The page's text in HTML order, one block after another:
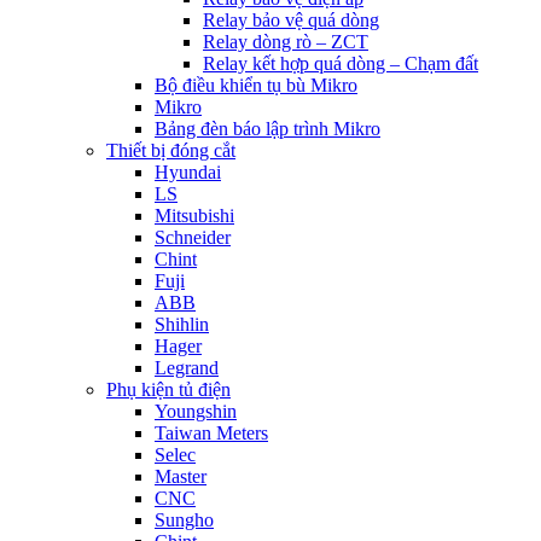
Relay bảo vệ quá dòng
Relay dòng rò – ZCT
Relay kết hợp quá dòng – Chạm đất
Bộ điều khiển tụ bù Mikro
Mikro
Bảng đèn báo lập trình Mikro
Thiết bị đóng cắt
Hyundai
LS
Mitsubishi
Schneider
Chint
Fuji
ABB
Shihlin
Hager
Legrand
Phụ kiện tủ điện
Youngshin
Taiwan Meters
Selec
Master
CNC
Sungho